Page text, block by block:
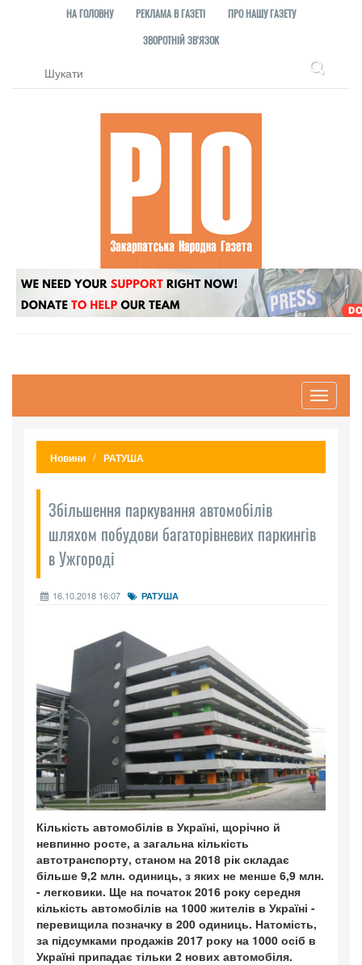
НА ГОЛОВНУ РЕКЛАМА В ГАЗЕТІ
ПРО НАШУ ГАЗЕТУ
ЗВОРОТНІЙ ЗВ'ЯЗОК
Toggle
Новини РАТУША
Збільшення паркування автомобілів
шляхом побудови багаторівневих паркингів
в Ужгороді
16.10.2018 16:07 РАТУША
Кількість автомобілів в Україні, щорічно й
невпинно росте, а загальна кількість
автотранспорту, станом на 2018 рік складає
більше 9,2 млн. одиниць, з яких не менше 6,9 млн.
- легковики. Ще на початок 2016 року середня
кількість автомобілів на 1000 жителів в Україні -
перевищила позначку в 200 одиниць. Натомість,
за підсумками продажів 2017 року на 1000 осіб в
Україні припадає тільки 2 нових автомобіля.